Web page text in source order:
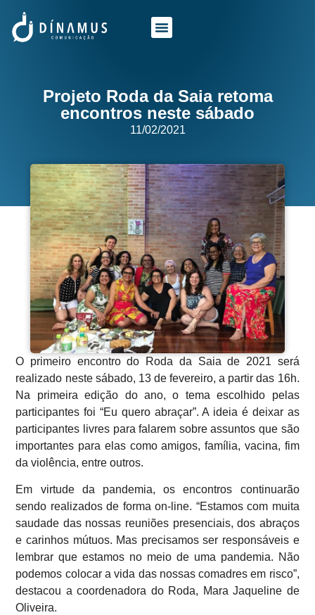
Projeto Roda da Saia retoma
encontros neste sábado
11/02/2021
O primeiro encontro do Roda da Saia de 2021 será
realizado neste sábado, 13 de fevereiro, a partir das 16h.
Na primeira edição do ano, o tema escolhido pelas
participantes foi “Eu quero abraçar”. A ideia é deixar as
participantes livres para falarem sobre assuntos que são
importantes para elas como amigos, família, vacina, fim
da violência, entre outros.
Em virtude da pandemia, os encontros continuarão
sendo realizados de forma on-line. “Estamos com muita
saudade das nossas reuniões presenciais, dos abraços
e carinhos mútuos. Mas precisamos ser responsáveis e
lembrar que estamos no meio de uma pandemia. Não
podemos colocar a vida das nossas comadres em risco”,
destacou a coordenadora do Roda, Mara Jaqueline de
Oliveira.